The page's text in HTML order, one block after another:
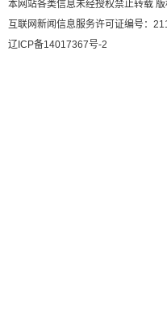
本网站各类信息未经授权禁止转载
互联网新闻信息服务许可证编号：
辽ICP备14017367号-2